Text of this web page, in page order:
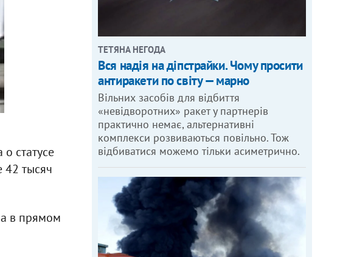
статусе
42 тысяч
в прямом
ТЕТЯНА НЕГОДА
Вся надія на діпстрайки. Чому просити
антиракети по світу — марно
Вільних засобів для відбиття
«невідворотних» ракет у партнерів
практично немає, альтернативні
комплекси розвиваються повільно. Тож
відбиватися можемо тільки асиметрично.